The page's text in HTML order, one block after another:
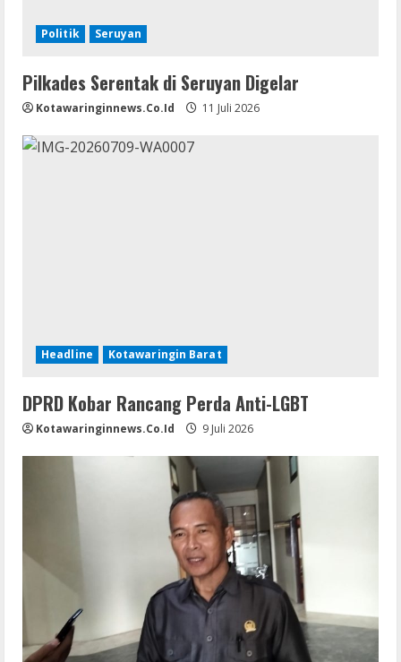
Politik Seruyan
Pilkades Serentak di Seruyan Digelar
Kotawaringinnews.co.id 11 Juli 2026
Headline Kotawaringin Barat
DPRD Kobar Rancang Perda Anti-LGBT
Kotawaringinnews.co.id 9 Juli 2026